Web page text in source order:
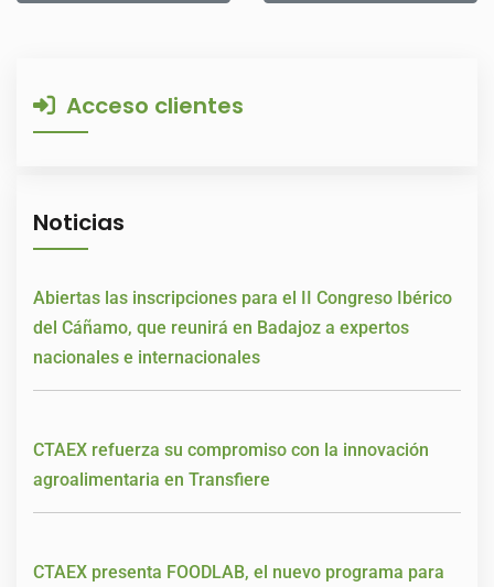
Acceso clientes
Noticias
Abiertas las inscripciones para el II Congreso Ibérico
del Cáñamo, que reunirá en Badajoz a expertos
nacionales e internacionales
CTAEX refuerza su compromiso con la innovación
agroalimentaria en Transfiere
CTAEX presenta FOODLAB, el nuevo programa para